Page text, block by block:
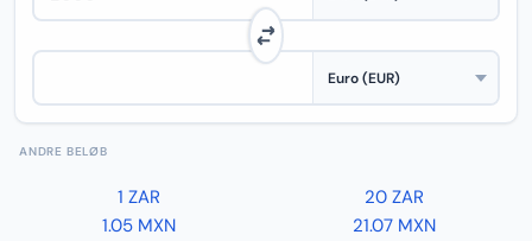
ANDRE BELØB
1 ZAR
1.05 MXN
20 ZAR
21.07 MXN